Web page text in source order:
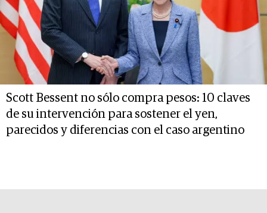
Scott Bessent no sólo compra pesos: 10 claves
de su intervención para sostener el yen,
parecidos y diferencias con el caso argentino